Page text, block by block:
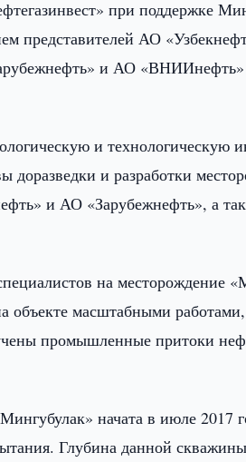
при поддержке
представителей АО
и АО «ВНИИнефть»
и
и разработки
и АО «Зарубежнефть», а
на месторождение
объекте масштабными
промышленные притоки
начата в июле 2017
Глубина данной